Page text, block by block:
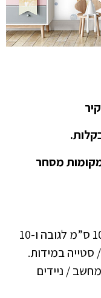
מסחר
יש להוסיף בהזמנה ספייר של 10 ס”מ לגובה ו-10
סטייה במידות.
מחשב / ניידים